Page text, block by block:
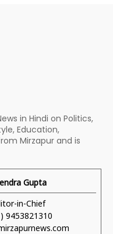
in Hindi on Politics,
Education,
Mirzapur and is
Gupta
in-Chief
9453821310